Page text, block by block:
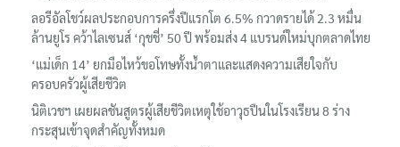
ลอรีอัลโชว์ผลประกอบการครึ่งปีแรกโต 6.5% กวาดรายได้ 2.3 หมื่น
ล้านยูโร คว้าไลเซนส์ ‘กุชชี่’ 50 ปี พร้อมส่ง 4 แบรนด์ใหม่บุกตลาดไทย
‘แม่เด็ก 14’ ยกมือไหว้ขอโทษทั้งน้ำตาและแสดงความเสียใจกับ
ครอบครัวผู้เสียชีวิต
นิติเวชฯ เผยผลชันสูตรผู้เสียชีวิตเหตุใช้อาวุธปืนในโรงเรียน 8 ร่าง
กระสุนเข้าจุดสำคัญทั้งหมด